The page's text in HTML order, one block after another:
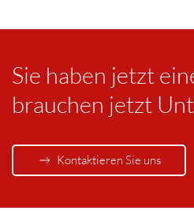
Sie haben jetzt
brauchen jetzt
Kontaktieren Sie uns